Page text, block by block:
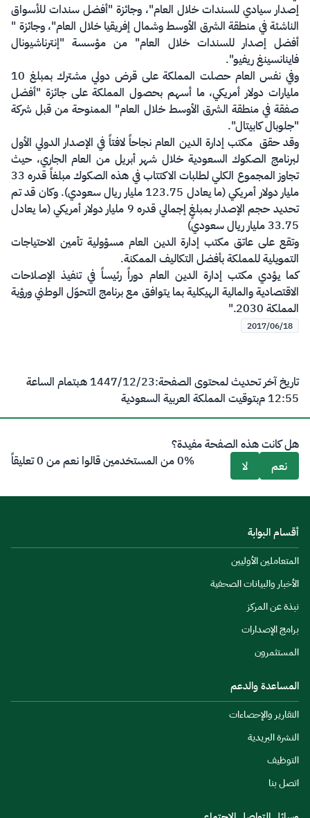
إصدار سيادي للسندات خلال العام"، وجائزة "أفضل سندات للأسواق
الناشئة في منطقة الشرق الأوسط وشمال إفريقيا خلال العام"، وجائزة "
أفضل إصدار للسندات خلال العام" من مؤسسة "إنترناشيونال
فاينانسينغ ريفيو".
وفي نفس العام حصلت المملكة على قرض دولي مشترك بمبلغ 10
مليارات دولار أمريكي، ما أسهم بحصول المملكة على جائزة "أفضل
صفقة في منطقة الشرق الأوسط خلال العام" الممنوحة من قبل شركة
"جلوبال كابيتال".
وقد حقق مكتب إدارة الدين العام نجاحاً لافتاً في الإصدار الدولي الأول
لبرنامج الصكوك السعودية خلال شهر أبريل من العام الجاري، حيث
تجاوز المجموع الكلي لطلبات الاكتتاب في هذه الصكوك مبلغاً قدره 33
مليار دولار أمريكي (ما يعادل 123.75 مليار ريال سعودي). وكان قد تم
تحديد حجم الإصدار بمبلغٍ إجمالي قدره 9 مليار دولار أمريكي (ما يعادل
33.75 مليار ريال سعودي)
وتقع على عاتق مكتب إدارة الدين العام مسؤولية تأمين الاحتياجات
التمويلية للمملكة بأفضل التكاليف الممكنة.
كما يؤدي مكتب إدارة الدين العام دوراً رئيساً في تنفيذ الإصلاحات
الاقتصادية والمالية الهيكلية بما يتوافق مع برنامج التحوّل الوطني ورؤية
المملكة 2030."
2017/06/18
تاريخ آخر تحديث لمحتوى الصفحة:23‏/12‏/1447 هـ
بتمام الساعة
12:55 م
بتوقيت المملكة العربية السعودية
هل كانت هذه الصفحة مفيدة؟
نعم
لا 0% من المستخدمين قالوا نعم من 0 تعليقاً
أقسام البوابة
المتعاملين الأوليين
الأخبار والبيانات الصحفية
نبذة عن المركز
برامج الإصدارات
المستثمرون
المساعدة والدعم
التقارير والإحصاءات
النشرة البريدية
التوظيف
اتصل بنا